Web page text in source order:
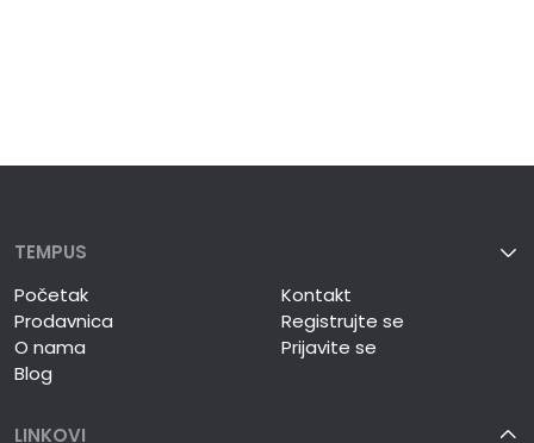
TEMPUS
Početak
Prodavnica
O nama
Blog
Kontakt
Registrujte se
Prijavite se
LINKOVI